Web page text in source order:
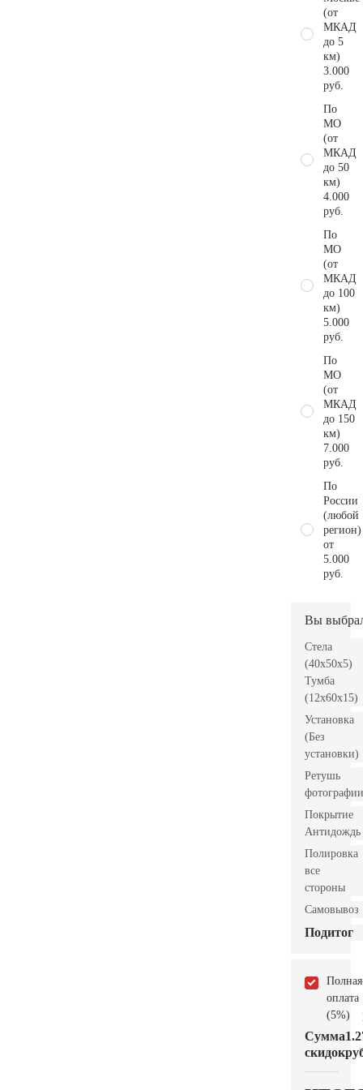
(от
МКАД
до 5
км)
3.000
руб.
По
МО
(от
МКАД
до 50
км)
4.000
руб.
По
МО
(от
МКАД
до 100
км)
5.000
руб.
По
МО
(от
МКАД
до 150
км)
7.000
руб.
По
России
(любой
регион)
от
5.000
руб.
Вы
Стела
(40x50x5)
Тумба
(12x60x15)
Установка
(Без
установки)
Ретушь
фотографии
Покрытие
Антидождь
Полировка
все
стороны
Самовывоз
Подитог
Полная
оплата
(5%)
Сумма
скидок